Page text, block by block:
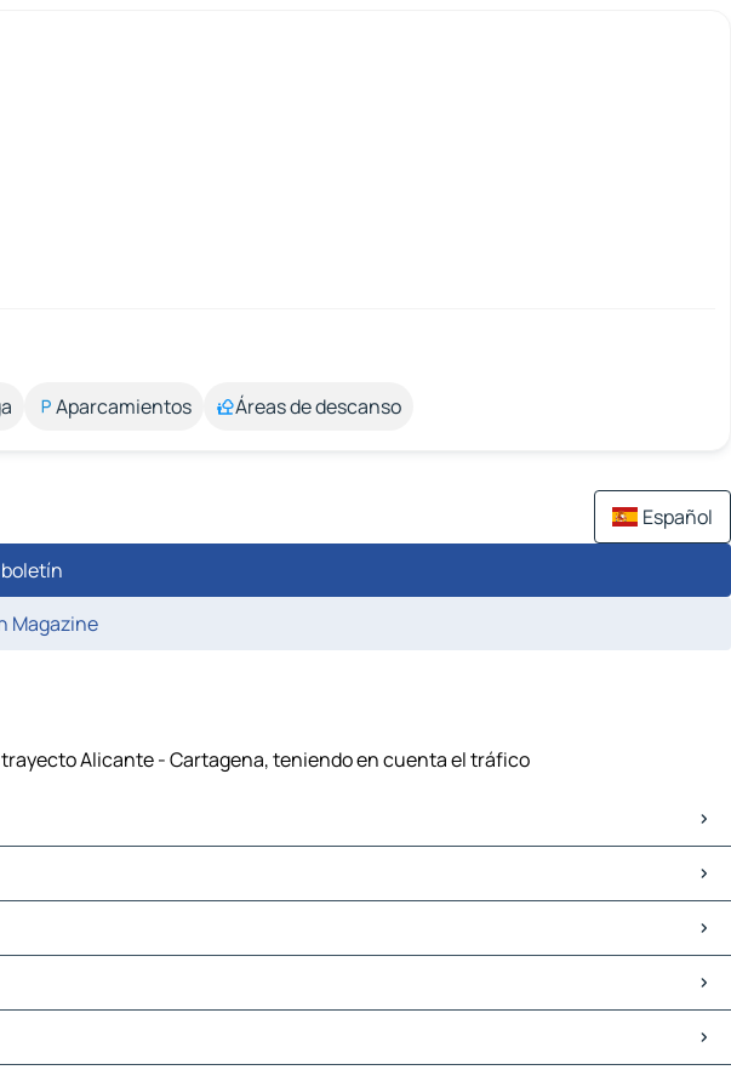
Aparcamientos Áreas de descanso
Español
Magazine
Alicante - Cartagena, teniendo en cuenta el tráfico